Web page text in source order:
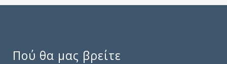
Πού θα μας βρείτε